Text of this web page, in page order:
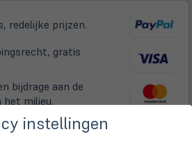
redelijke prijzen.
gratis
bijdrage aan de
het milieu.
levering met DHL.
instellingen